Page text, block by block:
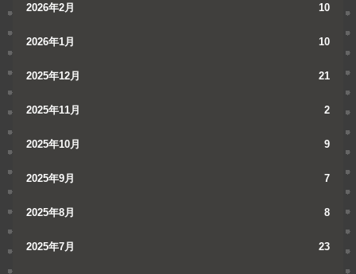
2026年2月 10
2026年1月 10
2025年12月 21
2025年11月 2
2025年10月 9
2025年9月 7
2025年8月 8
2025年7月 23